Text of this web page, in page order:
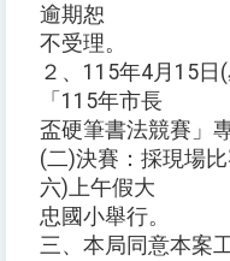
逾期恕
不受理。
２、115年4月15
「115年市長
盃硬筆書法競賽」
(二)決賽：採現場
六)上午假大
忠國小舉行。
三、本局同意本案